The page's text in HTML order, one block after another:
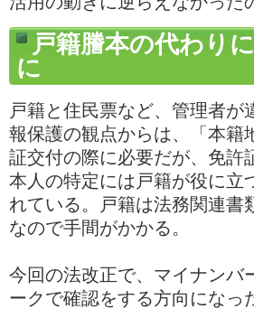
戸籍謄本の代わり
に
戸籍と住民票など、管理者
報保護の観点からは、「本籍
証交付の際に必要だが、免許
本人の特定には戸籍が役に立
れている。戸籍は法務関連書
なので手間がかかる。
今回の法改正で、マイナンバ
ークで確認をする方向になっ